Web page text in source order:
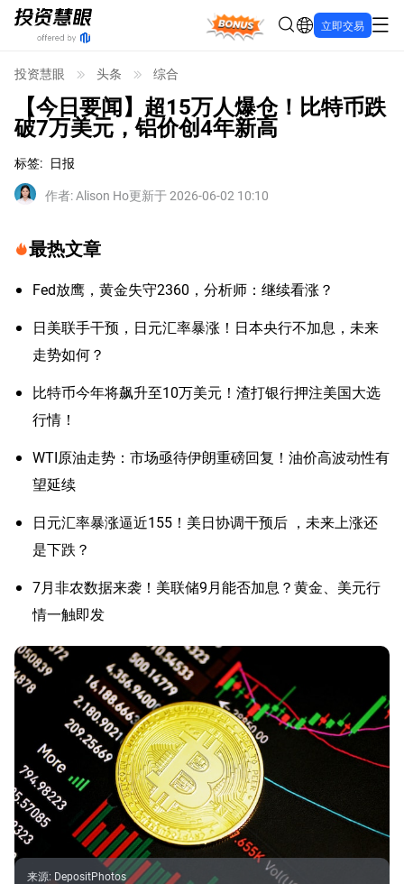
Bonus 立即交易
投资慧眼 头条 综合
【今日要闻】超15万人爆仓！比特币跌
破7万美元，铝价创4年新高
标签: 日报
作者:Alison Ho更新于 2026-06-02 10:10
最热文章
Fed放鹰，黄金失守2360，分析师：继续看涨？
日美联手干预，日元汇率暴涨！日本央行不加息，未来
走势如何？
比特币今年将飙升至10万美元！渣打银行押注美国大选
行情！
WTI原油走势：市场亟待伊朗重磅回复！油价高波动性有
望延续
日元汇率暴涨逼近155！美日协调干预后 ，未来上涨还
是下跌？
7月非农数据来袭！美联储9月能否加息？黄金、美元行
情一触即发
来源: DepositPhotos